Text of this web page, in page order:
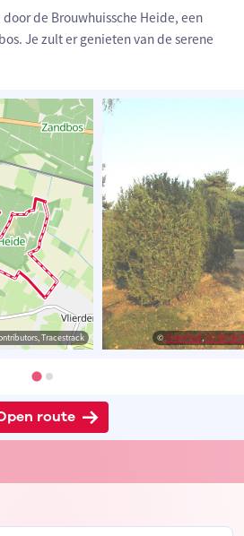
de Brouwhuissche Heide, een
Je zult er genieten van de serene
Tracestrack ©Chris Peel,CC BY-SA
route